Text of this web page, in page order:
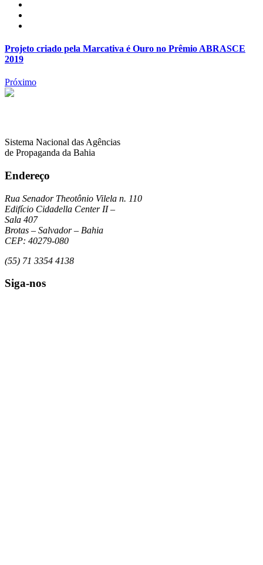
Projeto criado pela Marcativa é Ouro no Prêmio ABRASCE
2019
Próximo
Sistema Nacional das Agências
de Propaganda da Bahia
Endereço
Rua Senador Theotônio Vilela n. 110
Edifício Cidadella Center II –
Sala 407
Brotas – Salvador – Bahia
CEP: 40279-080
(55) 71 3354 4138
Siga-nos